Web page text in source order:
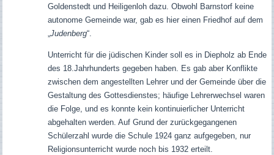
Goldenstedt und Heiligenloh dazu. Obwohl Barnstorf keine
autonome Gemeinde war, gab es hier einen Friedhof auf dem
Judenberg“.
Unterricht für die jüdischen Kinder soll es in Diepholz ab Ende
des 18.Jahrhunderts gegeben haben. Es gab aber Konflikte
zwischen dem angestellten Lehrer und der Gemeinde über die
Gestaltung des Gottesdienstes; häufige Lehrerwechsel waren
die Folge, und es konnte kein kontinuierlicher Unterricht
abgehalten werden. Auf Grund der zurückgegangenen
Schülerzahl wurde die Schule 1924 ganz aufgegeben, nur
Religionsunterricht wurde noch bis 1932 erteilt.